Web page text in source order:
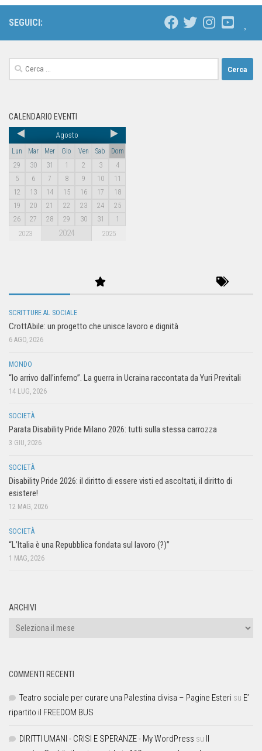
SEGUICI:
CALENDARIO EVENTI
Agosto
Lun Mar Mer Gio Ven Sab
Dom
29
30 31 1 2 3
4
5
6 7 8 9 10
11
12
13 14 15 16 17
18
19
20 21 22 23 24
25
26
27 28 29 30 31 1
2023 2024 2025
SCRITTURE AL SOCIALE
CrottAbile: un progetto che unisce lavoro e dignità
6 AGO, 2026
MONDO
“Io arrivo dall’inferno”. La guerra in Ucraina raccontata da Yuri Previtali
14 LUG, 2026
SOCIETÀ
Parata Disability Pride Milano 2026: tutti sulla stessa carrozza
3 GIU, 2026
SOCIETÀ
Disability Pride 2026: il diritto di essere visti ed ascoltati, il diritto di
esistere!
12 MAG, 2026
SOCIETÀ
“L’Italia è una Repubblica fondata sul lavoro (?)”
1 MAG, 2026
ARCHIVI
COMMENTI RECENTI
Teatro sociale per curare una Palestina divisa – Pagine Esteri su E’
ripartito il FREEDOM BUS
DIRITTI UMANI - CRISI E SPERANZE - My WordPress su